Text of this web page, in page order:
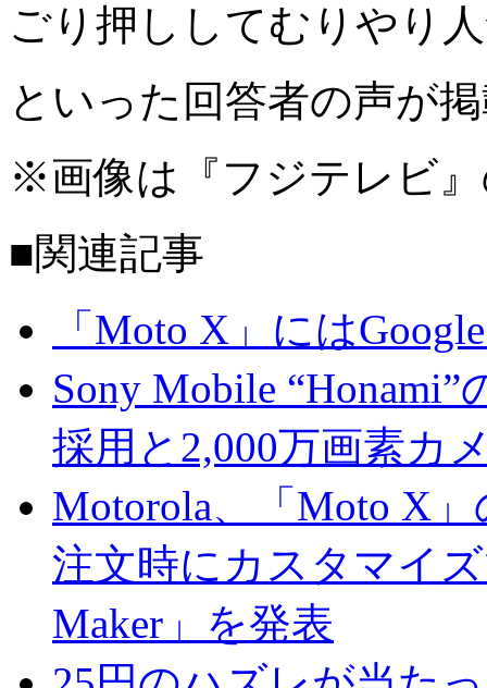
ごり押ししてむりやり
といった回答者の声が
※画像は『フジテレビ
■関連記事
「Moto X」には
Sony Mobile
採用と2,000万画素カ
Motorola、「Moto X
注文時にカスタマイ
Maker」を発表